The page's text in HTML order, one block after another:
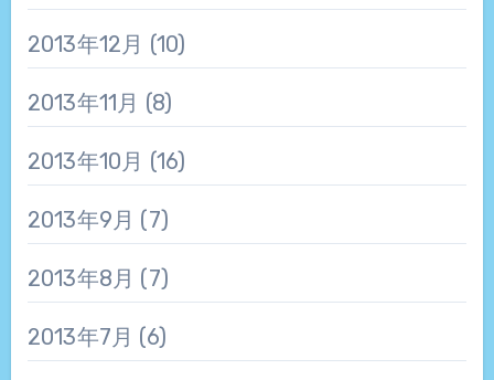
2013年12月 (10)
2013年11月 (8)
2013年10月 (16)
2013年9月 (7)
2013年8月 (7)
2013年7月 (6)